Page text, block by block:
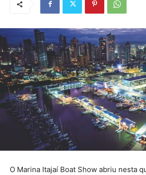
O Marina Itajaí Boat Show abriu nesta